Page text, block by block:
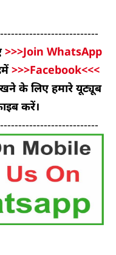
>>>Join WhatsApp
>>>Facebook<<<
के लिए हमारे यूट्यूब
करें।